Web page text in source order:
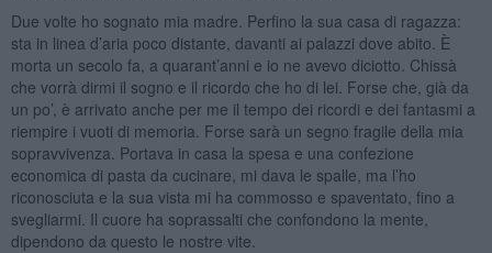
Due volte ho sognato mia madre. Perfino la sua casa di ragazza:
sta in linea d’aria poco distante, davanti ai palazzi dove abito. È
morta un secolo fa, a quarant’anni e io ne avevo diciotto. Chissà
che vorrà dirmi il sogno e il ricordo che ho di lei. Forse che, già da
un po’, è arrivato anche per me il tempo dei ricordi e dei fantasmi a
riempire i vuoti di memoria. Forse sarà un segno fragile della mia
sopravvivenza. Portava in casa la spesa e una confezione
economica di pasta da cucinare, mi dava le spalle, ma l’ho
riconosciuta e la sua vista mi ha commosso e spaventato, fino a
svegliarmi. Il cuore ha soprassalti che confondono la mente,
dipendono da questo le nostre vite.